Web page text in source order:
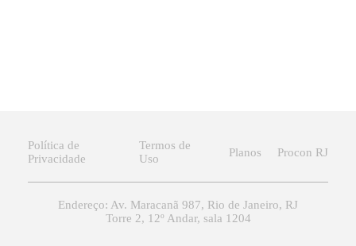
Política de
Privacidade
Termos de
Uso
Planos Procon RJ
Endereço: Av. Maracanã 987, Rio de Janeiro, RJ
Torre 2, 12º Andar, sala 1204